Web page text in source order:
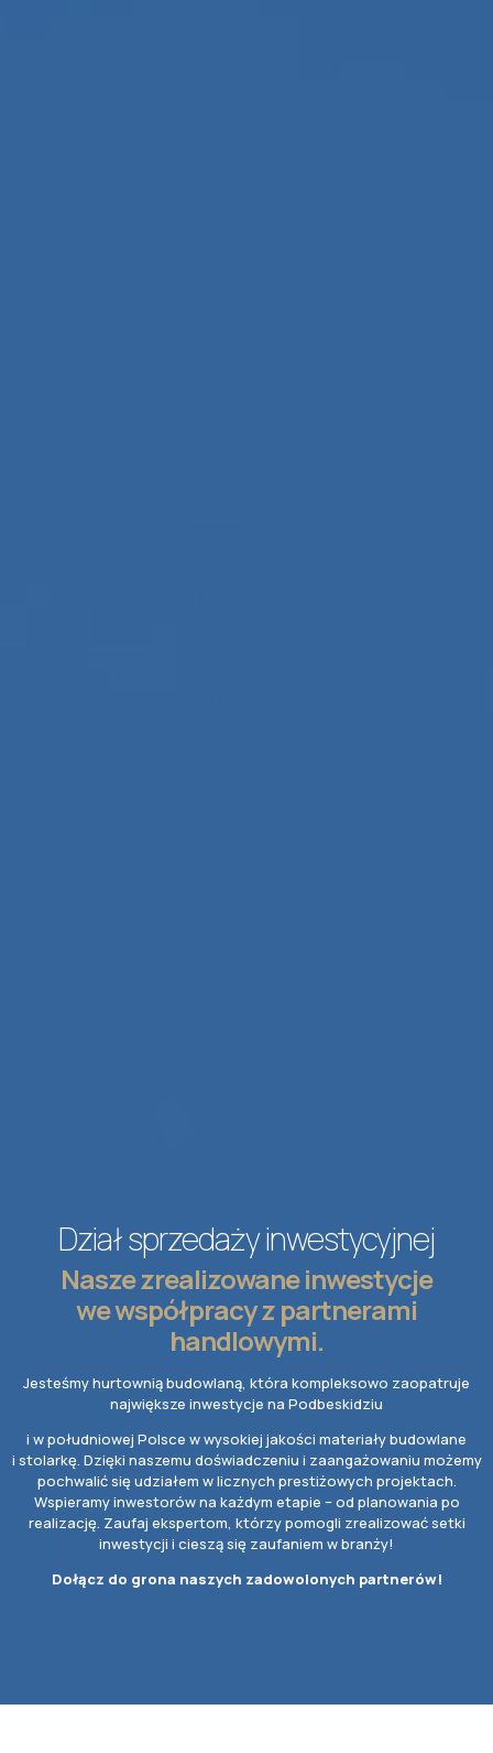
Dział sprzedaży inwestycyjnej
Nasze zrealizowane inwestycje
we współpracy z partnerami
handlowymi.
Jesteśmy hurtownią budowlaną, która kompleksowo zaopatruje
największe inwestycje na Podbeskidziu
i w południowej Polsce w wysokiej jakości materiały budowlane
i stolarkę. Dzięki naszemu doświadczeniu i zaangażowaniu możemy
pochwalić się udziałem w licznych prestiżowych projektach.
Wspieramy inwestorów na każdym etapie – od planowania po
realizację. Zaufaj ekspertom, którzy pomogli zrealizować setki
inwestycji i cieszą się zaufaniem w branży!
Dołącz do grona naszych zadowolonych partnerów!